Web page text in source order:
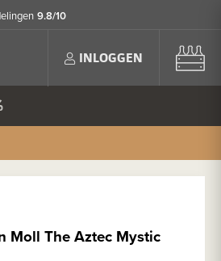
9.8/10
INLOGGEN
Moll The Aztec Mystic